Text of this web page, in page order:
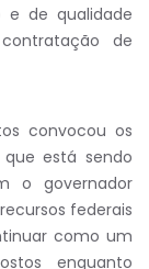
e de qualidade
de
convocou os
está sendo
o governador
federais
como um
enquanto